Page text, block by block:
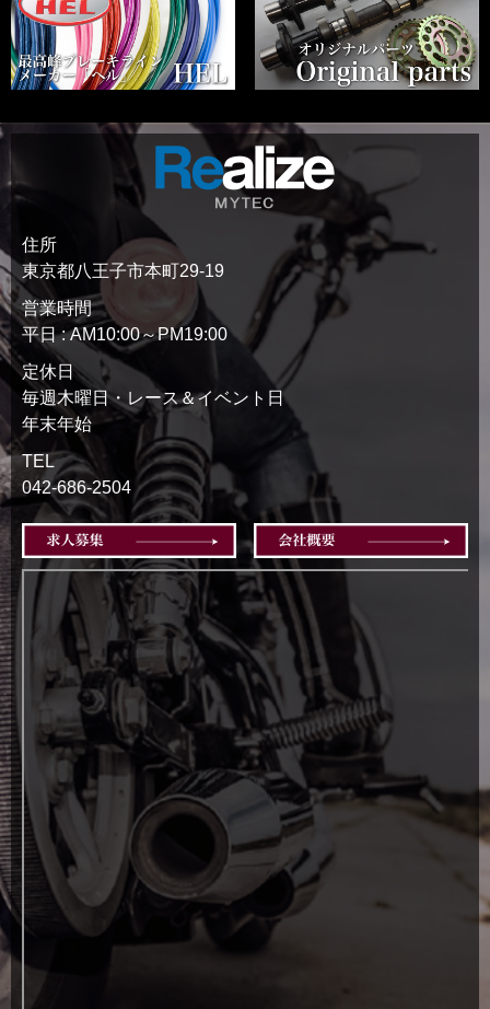
住所
東京都八王子市本町29-19
営業時間
平日 : AM10:00～PM19:00
定休日
毎週木曜日・レース＆イベント日
年末年始
TEL
042-686-2504